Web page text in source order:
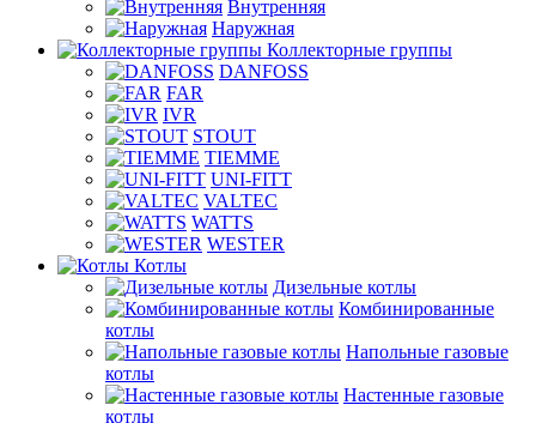
Внутренняя
Наружная
Коллекторные группы
DANFOSS
FAR
IVR
STOUT
TIEMME
UNI-FITT
VALTEC
WATTS
WESTER
Котлы
Дизельные котлы
Комбинированные
котлы
Напольные газовые
котлы
Настенные газовые
котлы